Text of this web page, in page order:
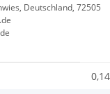
Deutschland, 72505